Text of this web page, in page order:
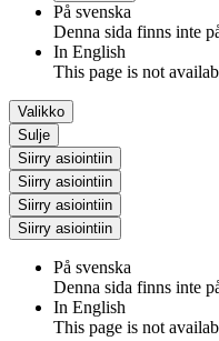
På svenska
Denna sida finns inte
In English
This page is not
Valikko
Sulje
Siirry asiointiin
Siirry asiointiin
Siirry asiointiin
Siirry asiointiin
På svenska
Denna sida finns inte
In English
This page is not